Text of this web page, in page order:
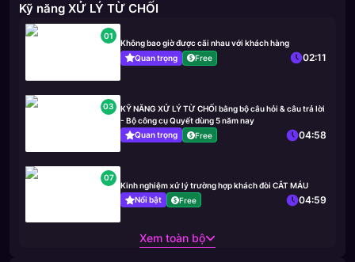
Kỹ năng XỬ LÝ TỪ CHỐI
01
Không bao giờ được cãi nhau với khách hàng
Quan trọng
Free 02:11
03
KỸ NĂNG XỬ LÝ TỪ CHỐI bằng bộ câu hỏi & câu trả lời
- Bộ công cụ Quyết dùng 5 năm nay
Quan trọng
Free 04:58
07
Kinh nghiệm xử lý trường hợp khách đòi CẮT MÁU
Nổi bật
Free 04:59
Xem toàn bộ